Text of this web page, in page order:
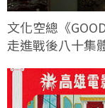
文化空總《
走進戰後八十集